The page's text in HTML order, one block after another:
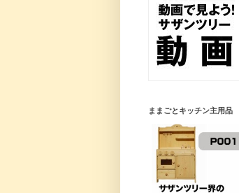
ままごとキッチン主用品